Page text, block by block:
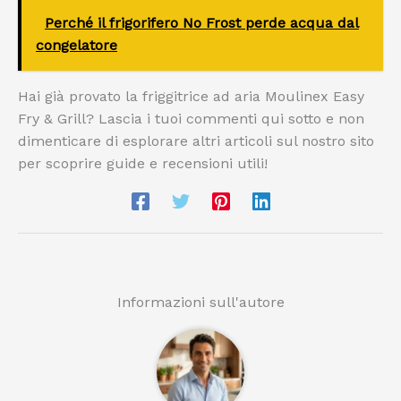
Perché il frigorifero No Frost perde acqua dal
congelatore
Hai già provato la friggitrice ad aria Moulinex Easy
Fry & Grill? Lascia i tuoi commenti qui sotto e non
dimenticare di esplorare altri articoli sul nostro sito
per scoprire guide e recensioni utili!
Informazioni sull'autore